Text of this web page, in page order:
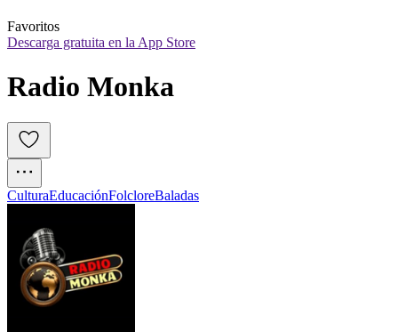
Favoritos
Descarga gratuita en la App Store
Radio Monka
CulturaEducaciónFolcloreBaladas